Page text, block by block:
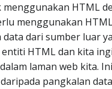
HTML
menggunakan
data dari sumber luar
HTML dan kita
laman web kita.
pangkalan